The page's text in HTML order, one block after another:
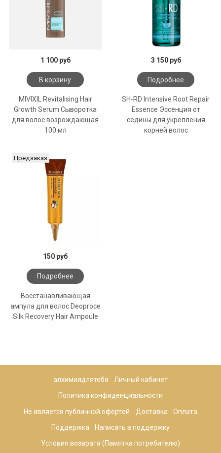
1 100 руб
В корзину
MIVIXIL Revitalising Hair
Growth Serum Сыворотка
для волос возрождающая
100 мл
3 150 руб
Подробнее
SH-RD Intensive Root Repair
Essence Эссенция от
седины для укрепления
корней волос
Предзаказ
150 руб
Подробнее
Восстанавливающая
ампула для волос Deoproce
Silk Recovery Hair Ampoule
алхимиядлятебя Личный кабинет
Политика конфиденциальности
Не является публичной офертой Доставка Оплата
Поддержка Написать в поддержку
Условия возврата (Памятка потребителю)